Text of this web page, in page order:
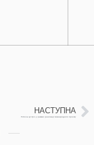
НАСТУПНА
Робоча зустріч у рамках реалізації міжнародного проєкту